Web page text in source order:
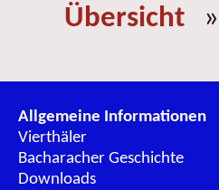
Übersicht
Allgemeine Informationen
Vierthäler
Bacharacher Geschichte
Downloads